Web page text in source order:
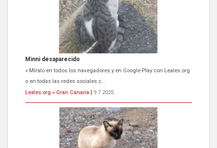
Minni desaparecido
» Míralo en todos los navegadores y en Google Play con Leales.org
o en todas las redes sociales c...
Leales.org » Gran Canaria
9.7.2025